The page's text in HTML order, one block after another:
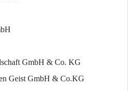
GmbH & Co. KG
Geist GmbH & Co.KG